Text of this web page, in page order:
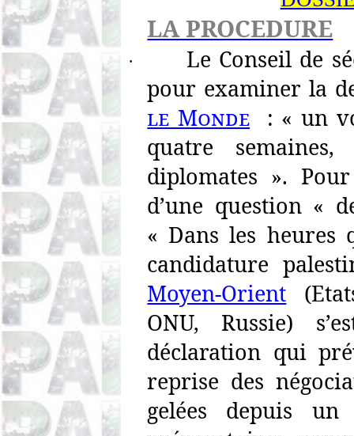
LA PROCEDURE
·
Le Conseil de
pour examiner la
le Monde
: « un
quatre
diplomates ».
d’une question «
« Dans les
candidature
Moyen-Orient (
ONU, Russie)
déclaration qui
reprise des
gelées depuis un